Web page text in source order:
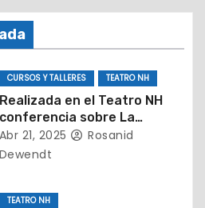
CURSOS Y TALLERES TEATRO NH
Realizada en el Teatro NH
conferencia sobre La
importancia de detectar a
tiempo el TEA
Abr 21, 2025
Rosanid
Dewendt
TEATRO NH